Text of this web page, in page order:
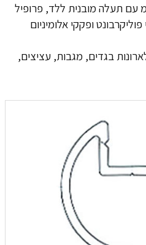
עגול בקוטר 40 מ"מ עם תעלה מובנית ללד, פרופיל
פוליקרבונט ופקקי אלומיניום
בגדים, מגבות, עציצים,